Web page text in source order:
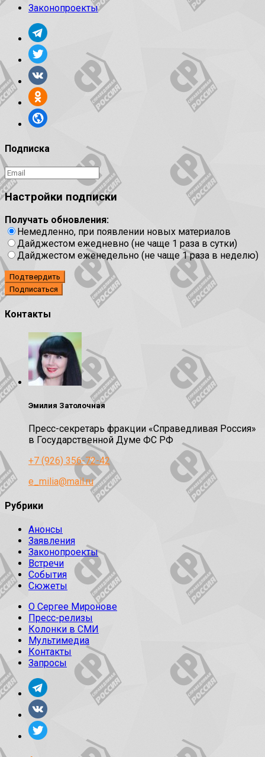
Законопроекты
Подписка
Настройки подписки
Получать обновления:
Немедленно, при появлении новых материалов
Дайджестом ежедневно (не чаще 1 раза в сутки)
Дайджестом еженедельно (не чаще 1 раза в неделю)
Подтвердить
Контакты
Эмилия Затолочная
Пресс-секретарь фракции «Справедливая Россия»
в Государственной Думе ФС РФ
+7 (926) 356-72-42
e_milia@mail.ru
Рубрики
Анонсы
Заявления
Законопроекты
Встречи
События
Сюжеты
О Сергее Миронове
Пресс-релизы
Колонки в СМИ
Мультимедиа
Контакты
Запросы